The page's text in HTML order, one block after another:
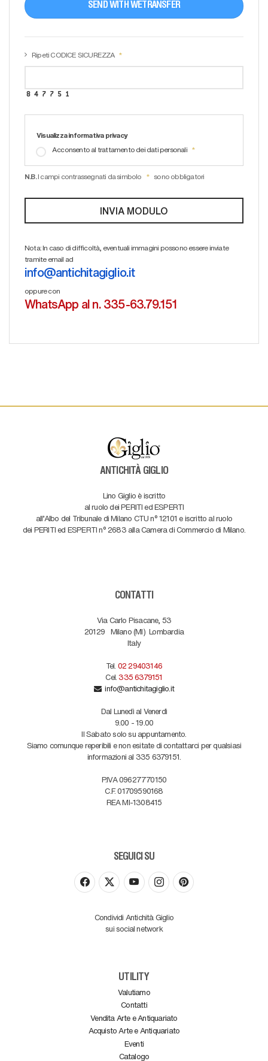
SEND WITH WETRANSFER
Ripeti CODICE SICUREZZA
Visualizza informativa privacy
Acconsento al trattamento dei dati personali
N.B. I campi contrassegnati da simbolo sono obbligatori
Nota: In caso di difficoltà, eventuali immagini possono essere inviate
tramite email ad
info@antichitagiglio.it
oppure con
WhatsApp al n. 335-63.79.151
ANTICHITÀ GIGLIO
Lino Giglio è iscritto
al ruolo dei PERITI ed ESPERTI
all'Albo del Tribunale di Milano CTU n° 12101 e iscritto al ruolo
dei PERITI ed ESPERTI n° 2683 alla Camera di Commercio di Milano.
CONTATTI
Via Carlo Pisacane, 53
20129 Milano (MI) Lombardia
Italy
Tel. 02 29403146
Cel. 335 6379151
info@antichitagiglio.it
Dal Lunedì al Venerdì
9.00 - 19.00
Il Sabato solo su appuntamento.
Siamo comunque reperibili e non esitate di contattarci per qualsiasi
informazioni al 335 6379151.
P.IVA 09627770150
C.F. 01709590168
REA MI-1308415
SEGUICI SU
Condividi Antichità Giglio
sui social network
UTILITY
Valutiamo
Contatti
Vendita Arte e Antiquariato
Acquisto Arte e Antiquariato
Eventi
Catalogo